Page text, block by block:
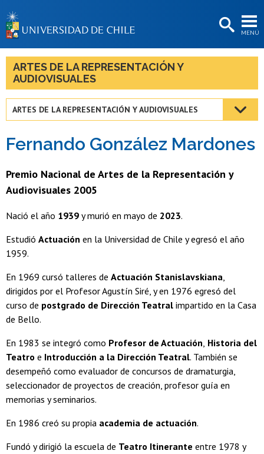
MENÚ
BIBLIOTECAS
LA UNIVERSIDAD
Estudiantes
Egresadas/os
ARTES DE LA REPRESENTACIÓN Y
AUDIOVISUALES
ARTES DE LA REPRESENTACIÓN Y AUDIOVISUALES
Fernando González Mardones
Premio Nacional de Artes de la Representación y
Audiovisuales 2005
Nació el año 1939 y murió en mayo de 2023.
Estudió Actuación en la Universidad de Chile y egresó el año
1959.
En 1969 cursó talleres de Actuación Stanislavskiana,
dirigidos por el Profesor Agustín Siré, y en 1976 egresó del
curso de postgrado de Dirección Teatral impartido en la Casa
de Bello.
En 1983 se integró como Profesor de Actuación, Historia del
Teatro e Introducción a la Dirección Teatral. También se
desempeñó como evaluador de concursos de dramaturgia,
seleccionador de proyectos de creación, profesor guía en
memorias y seminarios.
En 1986 creó su propia academia de actuación.
Fundó y dirigió la escuela de Teatro Itinerante entre 1978 y